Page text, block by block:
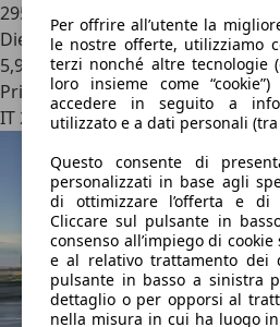
295.000 km
Diesel
5,9 l/100 km (comb.)
Privato
IT 20900Monza
Per offrire all’utente la
le nostre offerte, utilizziamo
terzi nonché altre tecnologie
loro insieme come
accedere in seguito a
utilizzato e a dati personali
Questo consente di
personalizzati in base agli
di ottimizzare l’offerta e di
Cliccare sul pulsante in
consenso all’impiego di
e al relativo trattamento dei
pulsante in basso a sinistra
dettaglio o per opporsi al
nella misura in cui ha luogo